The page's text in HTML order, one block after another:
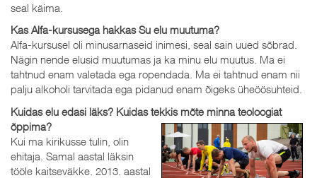
seal käima.
Kas Alfa-kursusega hakkas Su elu muutuma?
Alfa-kursusel oli minusarnaseid inimesi, seal sain uued sõbrad.
Nägin nende elusid muutumas ja ka minu elu muutus. Ma ei
tahtnud enam valetada ega ropendada. Ma ei tahtnud enam nii
palju alkoholi tarvitada ega pidanud enam õigeks üheöösuhteid.
Kuidas elu edasi läks? Kuidas tekkis mõte minna teoloogiat
õppima?
Kui ma kirikusse tulin, olin
ehitaja. Samal aastal läksin
tööle kaitseväkke. 2013. aastal